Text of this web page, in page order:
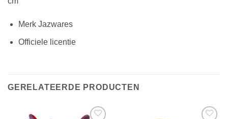
Merk Jazwares
Officiele licentie
GERELATEERDE PRODUCTEN